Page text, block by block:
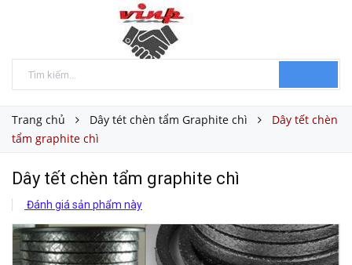
Trang chủ Dây tét chèn tẩm Graphite chì
Dây tết chèn
tẩm graphite chì
Dây tết chèn tẩm graphite chì
Đánh giá sản phẩm này